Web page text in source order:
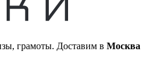
грамоты. Доставим в Москва